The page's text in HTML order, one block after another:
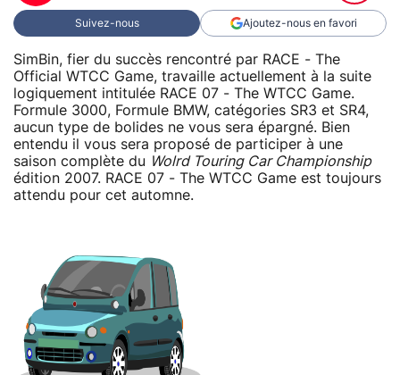
Suivez-nous Ajoutez-nous en favori
SimBin, fier du succès rencontré par RACE - The
Official WTCC Game, travaille actuellement à la suite
logiquement intitulée RACE 07 - The WTCC Game.
Formule 3000, Formule BMW, catégories SR3 et SR4,
aucun type de bolides ne vous sera épargné. Bien
entendu il vous sera proposé de participer à une
saison complète du Wolrd Touring Car Championship
édition 2007. RACE 07 - The WTCC Game est toujours
attendu pour cet automne.